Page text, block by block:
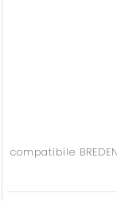
compatibile